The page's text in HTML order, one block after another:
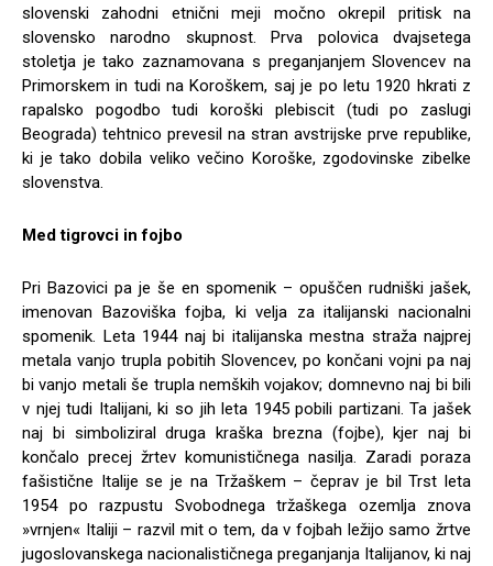
slovenski zahodni etnični meji močno okrepil pritisk na
slovensko narodno skupnost. Prva polovica dvajsetega
stoletja je tako zaznamovana s preganjanjem Slovencev na
Primorskem in tudi na Koroškem, saj je po letu 1920 hkrati z
rapalsko pogodbo tudi koroški plebiscit (tudi po zaslugi
Beograda) tehtnico prevesil na stran avstrijske prve republike,
ki je tako dobila veliko večino Koroške, zgodovinske zibelke
slovenstva.
Med tigrovci in fojbo
Pri Bazovici pa je še en spomenik – opuščen rudniški jašek,
imenovan Bazoviška fojba, ki velja za italijanski nacionalni
spomenik. Leta 1944 naj bi italijanska mestna straža najprej
metala vanjo trupla pobitih Slovencev, po končani vojni pa naj
bi vanjo metali še trupla nemških vojakov; domnevno naj bi bili
v njej tudi Italijani, ki so jih leta 1945 pobili partizani. Ta jašek
naj bi simboliziral druga kraška brezna (fojbe), kjer naj bi
končalo precej žrtev komunističnega nasilja. Zaradi poraza
fašistične Italije se je na Tržaškem – čeprav je bil Trst leta
1954 po razpustu Svobodnega tržaškega ozemlja znova
»vrnjen« Italiji – razvil mit o tem, da v fojbah ležijo samo žrtve
jugoslovanskega nacionalističnega preganjanja Italijanov, ki naj